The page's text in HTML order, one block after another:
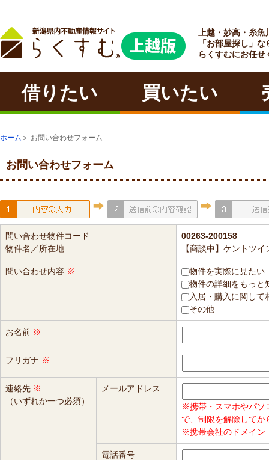
ラクチン
上越・妙高・糸魚
「お部屋探し」な
らくすむにお任せ
借りたい 買いたい
ホーム ＞ お問い合わせフォーム
お問い合わせフォーム
問い合わせ物件コード
物件名／所在地
00263-200158
【商談中】ケントツ
問い合わせ内容 ※
物件を実際に見たい
物件の詳細をもっと
入居・購入に関して
その他
お名前 ※
フリガナ ※
連絡先 ※
（いずれか一つ必須）
メールアドレス
※携帯・スマホやパソ
で、制限を解除して
※携帯会社のドメイン
電話番号